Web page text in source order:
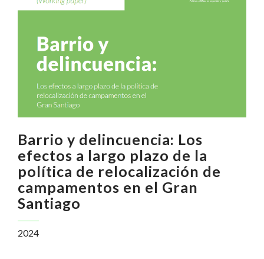
Barrio y delincuencia: Los
efectos a largo plazo de la
política de relocalización de
campamentos en el Gran
Santiago
2024